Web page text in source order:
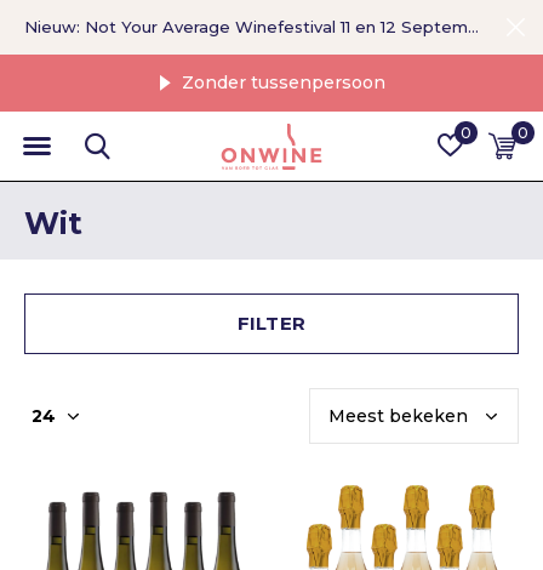
0 0
Zonder tussenpersoon
Nieuw: Not Your Average Winefestival 11 en 12 September >
Wit
FILTER